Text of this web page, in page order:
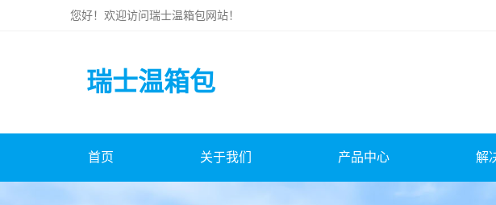
您好！欢迎访问瑞士温箱包网站！
瑞士温箱包
首页 关于我们 产品中心 解